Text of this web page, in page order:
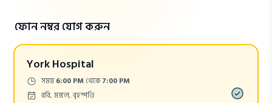
ফোন নম্বর যোগ করুন
York Hospital
Time:সময়6:00 PM থেকে7:00 PM
Days:রবি, মঙ্গল, বৃহস্পতি